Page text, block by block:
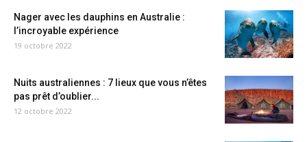
Nager avec les dauphins en Australie :
l’incroyable expérience
19 octobre 2022
Nuits australiennes : 7 lieux que vous n’êtes
pas prêt d’oublier...
12 octobre 2022